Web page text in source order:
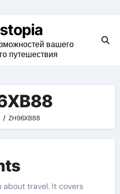
вашего
путешествия
ZH96XB88
about travel. It covers